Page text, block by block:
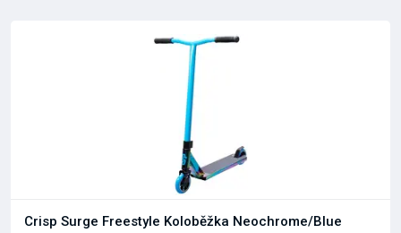
Crisp Surge Freestyle Koloběžka Neochrome/Blue